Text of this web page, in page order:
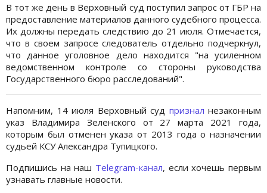
В тот же день в Верховный суд поступил запрос от ГБР на
предоставление материалов данного судебного процесса.
Их должны передать следствию до 21 июля. Отмечается,
что в своем запросе следователь отдельно подчеркнул,
что данное уголовное дело находится "на усиленном
ведомственном контроле со стороны руководства
Государственного бюро расследований".
Напомним, 14 июля Верховный суд признал незаконным
указ Владимира Зеленского от 27 марта 2021 года,
которым был отменен указа от 2013 года о назначении
судьей КСУ Александра Тупицкого.
Подпишись на наш Telegram-канал, если хочешь первым
узнавать главные новости.